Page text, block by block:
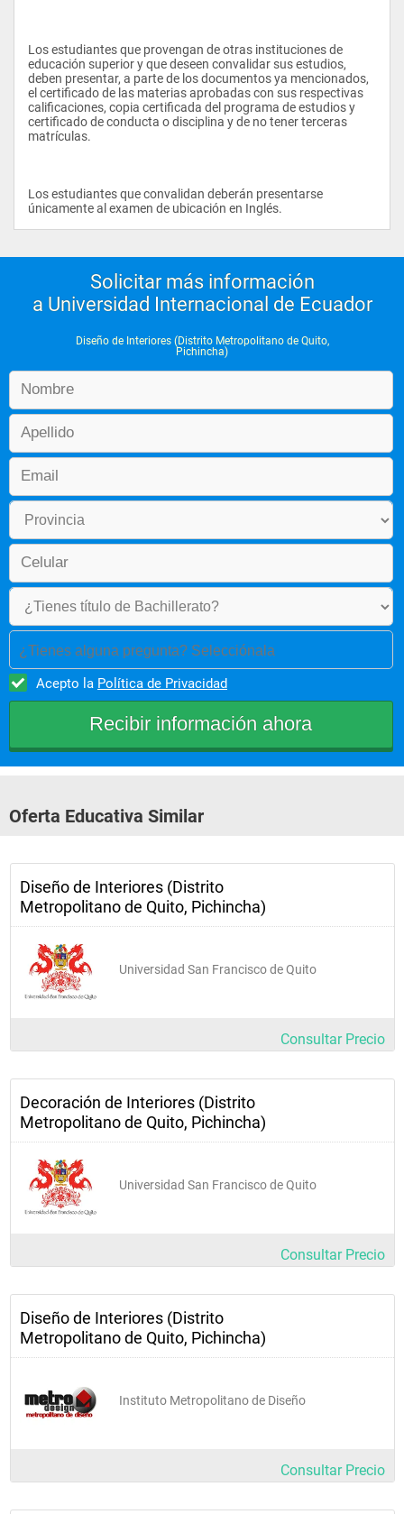
Los estudiantes que provengan de otras instituciones de
educación superior y que deseen convalidar sus estudios,
deben presentar, a parte de los documentos ya mencionados,
el certificado de las materias aprobadas con sus respectivas
calificaciones, copia certificada del programa de estudios y
certificado de conducta o disciplina y de no tener terceras
matrículas.
Los estudiantes que convalidan deberán presentarse
únicamente al examen de ubicación en Inglés.
Solicitar más información
a Universidad Internacional de Ecuador
Diseño de Interiores (Distrito Metropolitano de Quito,
Pichincha)
¿Tienes alguna pregunta? Selecciónala
Acepto la Política de Privacidad
Oferta Educativa Similar
Diseño de Interiores (Distrito
Metropolitano de Quito, Pichincha)
Universidad San Francisco de Quito
Consultar Precio
Decoración de Interiores (Distrito
Metropolitano de Quito, Pichincha)
Universidad San Francisco de Quito
Consultar Precio
Diseño de Interiores (Distrito
Metropolitano de Quito, Pichincha)
Instituto Metropolitano de Diseño
Consultar Precio